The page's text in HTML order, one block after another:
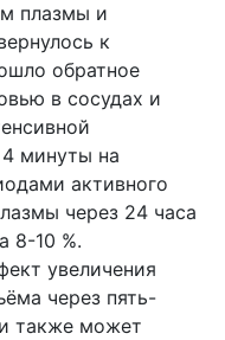
плазмы и
к
обратное
в сосудах и
минуты на
активного
через 24 часа
8-10 %.
увеличения
через пять-
также может